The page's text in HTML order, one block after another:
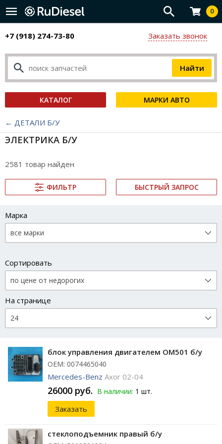
0
+7 (918) 274-73-80 Заказать звонок
КАТАЛОГ МАРКИ АВТО
← ДЕТАЛИ Б/У
ЭЛЕКТРИКА Б/У
2581 товар найден
ФИЛЬТР БЫСТРЫЙ ЗАПРОС
Марка
Сортировать
На странице
блок управления двигателем OM501 б/у
ОЕМ: 0074465040
Mercedes-Benz Axor 02-04
26000 руб. В наличии: 1 шт.
Заказать
стеклоподъемник правый б/у